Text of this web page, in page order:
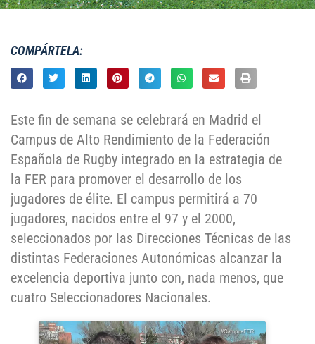
COMPÁRTELA:
Este fin de semana se celebrará en Madrid el
Campus de Alto Rendimiento de la Federación
Española de Rugby integrado en la estrategia de
la FER para promover el desarrollo de los
jugadores de élite. El campus permitirá a 70
jugadores, nacidos entre el 97 y el 2000,
seleccionados por las Direcciones Técnicas de las
distintas Federaciones Autonómicas alcanzar la
excelencia deportiva junto con, nada menos, que
cuatro Seleccionadores Nacionales.